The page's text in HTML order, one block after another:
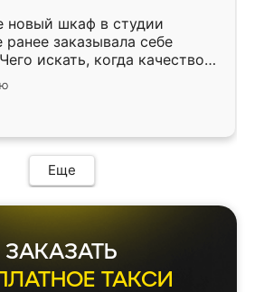
новый шкаф в студии
ранее заказывала себе
искать, когда качеством
Служит кухня уже почти
нет.
Еще
ЗАКАЗАТЬ
ТАКСИ